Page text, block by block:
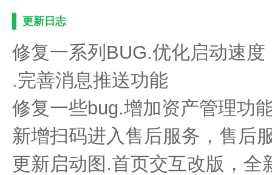
更新日志
修复一系列BUG.优化启动速度
.完善消息推送功能
修复一些bug.增加资产管理功
新增扫码进入售后服务，售后
更新启动图.首页交互改版，全